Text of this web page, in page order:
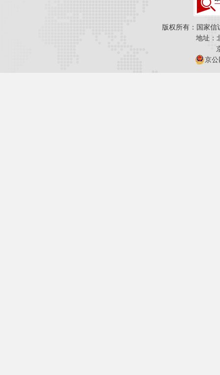
版权所有：国家信
地址：
京公